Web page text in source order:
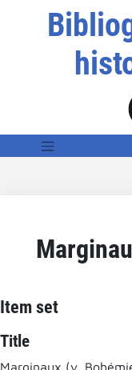
Item set
Title
Marginaux (v.